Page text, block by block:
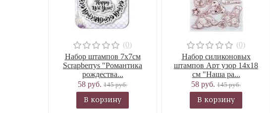
(0)
Набор штампов 7х7см
Scrapberrys "Романтика
рождества...
58 руб. 145 руб.
В корзину
(0)
Набор силиконовых
штампов Арт узор 14х18
см "Наша ра...
58 руб. 145 руб.
В корзину